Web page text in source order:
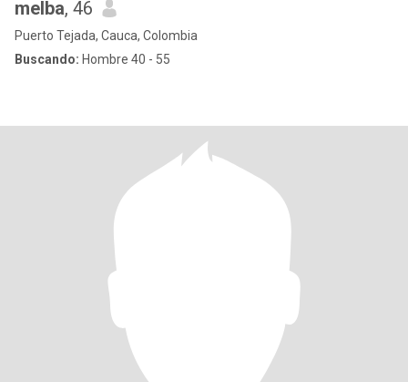
melba, 46
Puerto Tejada, Cauca, Colombia
Buscando: Hombre 40 - 55